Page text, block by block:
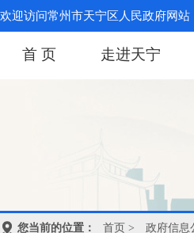
欢迎访问常州市天宁区人民政府网站
首 页 走进天宁
您当前的位置： 首页 > 政府信息